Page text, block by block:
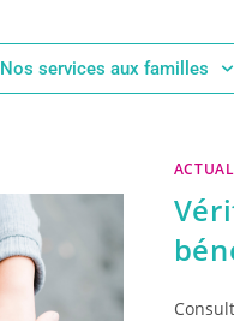
Nos services aux familles